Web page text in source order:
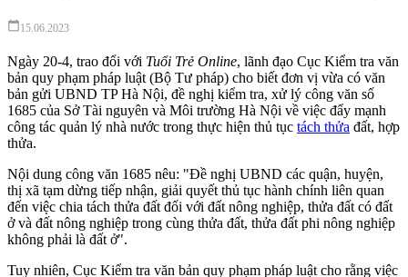
calendar_today 15.06.2023
Ngày 20-4, trao đổi với Tuổi Trẻ Online, lãnh đạo Cục Kiểm tra văn
bản quy phạm pháp luật (Bộ Tư pháp) cho biết đơn vị vừa có văn
bản gửi UBND TP Hà Nội, đề nghị kiểm tra, xử lý công văn số
1685 của Sở Tài nguyên và Môi trường Hà Nội về việc đẩy mạnh
công tác quản lý nhà nước trong thực hiện thủ tục tách thửa đất, hợp
thửa.
Nội dung công văn 1685 nêu: "Đề nghị UBND các quận, huyện,
thị xã tạm dừng tiếp nhận, giải quyết thủ tục hành chính liên quan
đến việc chia tách thửa đất đối với đất nông nghiệp, thửa đất có đất
ở và đất nông nghiệp trong cùng thửa đất, thửa đất phi nông nghiệp
không phải là đất ở".
Tuy nhiên, Cục Kiểm tra văn bản quy phạm pháp luật cho rằng việc